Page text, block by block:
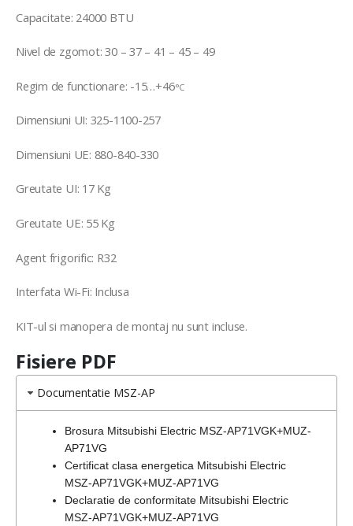
Capacitate: 24000 BTU
Nivel de zgomot: 30 – 37 – 41 – 45 – 49
Regim de functionare: -15…+46°C
Dimensiuni UI: 325-1100-257
Dimensiuni UE: 880-840-330
Greutate UI: 17 Kg
Greutate UE: 55 Kg
Agent frigorific: R32
Interfata Wi-Fi: Inclusa
KIT-ul si manopera de montaj nu sunt incluse.
Fisiere PDF
Documentatie MSZ-AP
Brosura Mitsubishi Electric MSZ-AP71VGK+MUZ-
AP71VG
Certificat clasa energetica Mitsubishi Electric
MSZ-AP71VGK+MUZ-AP71VG
Declaratie de conformitate Mitsubishi Electric
MSZ-AP71VGK+MUZ-AP71VG